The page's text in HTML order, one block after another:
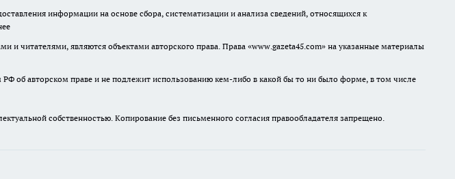
информации на основе сбора, систематизации и анализа сведений, относящихся к
читателями, являются объектами авторского права. Права «www.gazeta45.com» на указанные материалы
об авторском праве и не подлежит использованию кем-либо в какой бы то ни было форме, в том числе
собственностью. Копирование без письменного согласия правообладателя запрещено.